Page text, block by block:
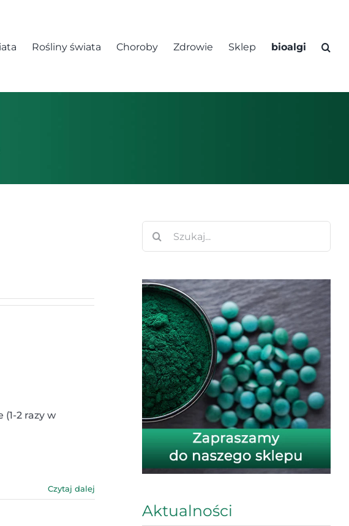
Rośliny świata Choroby Zdrowie Sklep bioalgi
2 razy w
Czytaj dalej
Aktualności